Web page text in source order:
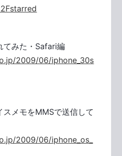
てみた・Safari編
2009/06/iphone_30s
メモをMMSで送信して
2009/06/iphone_os_